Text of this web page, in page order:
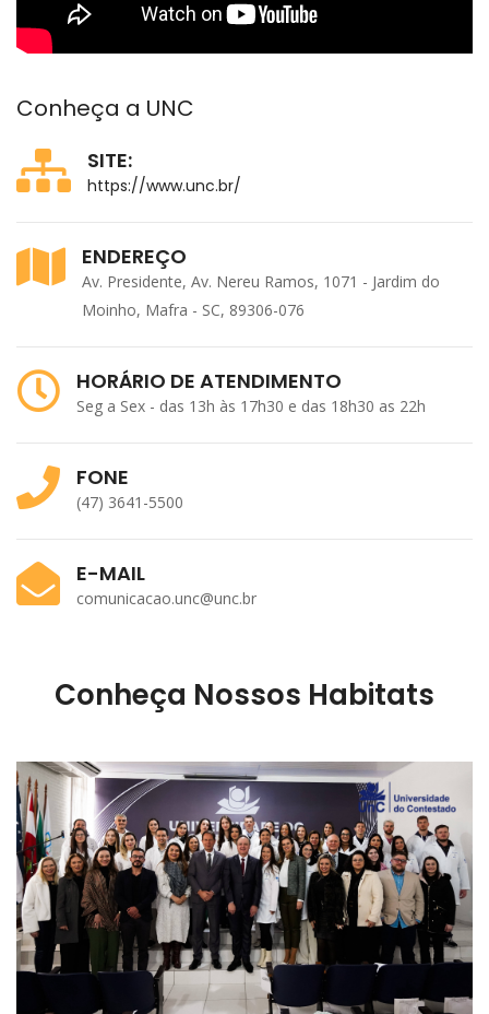
Conheça a UNC
SITE:
https://www.unc.br/
ENDEREÇO
Av. Presidente, Av. Nereu Ramos, 1071 - Jardim do
Moinho, Mafra - SC, 89306-076
HORÁRIO DE ATENDIMENTO
Seg a Sex - das 13h às 17h30 e das 18h30 as 22h
FONE
(47) 3641-5500
E-MAIL
comunicacao.unc@unc.br
Conheça Nossos Habitats